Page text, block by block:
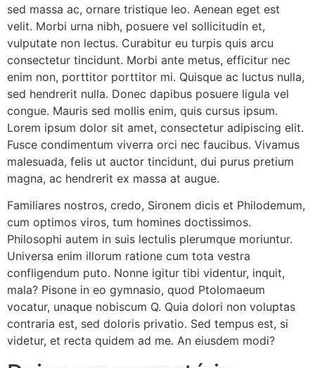
sed massa ac, ornare tristique leo. Aenean eget est
velit. Morbi urna nibh, posuere vel sollicitudin et,
vulputate non lectus. Curabitur eu turpis quis arcu
consectetur tincidunt. Morbi ante metus, efficitur nec
enim non, porttitor porttitor mi. Quisque ac luctus nulla,
sed hendrerit nulla. Donec dapibus posuere ligula vel
congue. Mauris sed mollis enim, quis cursus ipsum.
Lorem ipsum dolor sit amet, consectetur adipiscing elit.
Fusce condimentum viverra orci nec faucibus. Vivamus
malesuada, felis ut auctor tincidunt, dui purus pretium
magna, ac hendrerit ex massa at augue.
Familiares nostros, credo, Sironem dicis et Philodemum,
cum optimos viros, tum homines doctissimos.
Philosophi autem in suis lectulis plerumque moriuntur.
Universa enim illorum ratione cum tota vestra
confligendum puto. Nonne igitur tibi videntur, inquit,
mala? Pisone in eo gymnasio, quod Ptolomaeum
vocatur, unaque nobiscum Q. Quia dolori non voluptas
contraria est, sed doloris privatio. Sed tempus est, si
videtur, et recta quidem ad me. An eiusdem modi?